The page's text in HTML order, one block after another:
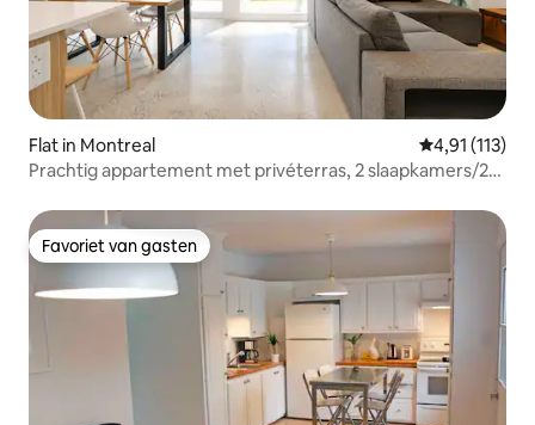
Flat in Montreal Gemiddelde
4,91 (113)
Prachtig appartement met privéterras, 2 slaapkamers/2
Favoriet van gasten
Favoriet van gasten